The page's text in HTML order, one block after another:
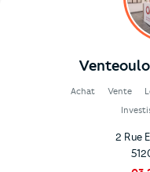
Achat Vente
2 Rue